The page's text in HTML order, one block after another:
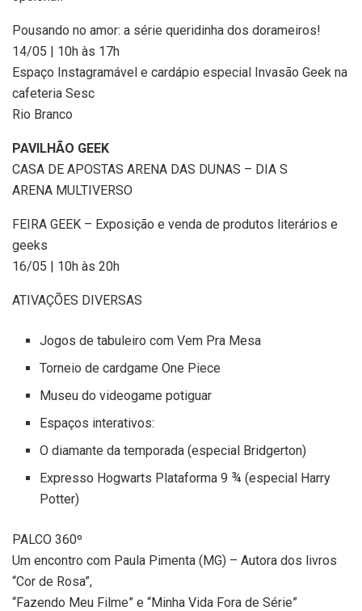
Pousando no amor: a série queridinha dos dorameiros!
14/05 | 10h às 17h
Espaço Instagramável e cardápio especial Invasão Geek na
cafeteria Sesc
Rio Branco
PAVILHÃO GEEK
CASA DE APOSTAS ARENA DAS DUNAS – DIA S
ARENA MULTIVERSO
FEIRA GEEK – Exposição e venda de produtos literários e
geeks
16/05 | 10h às 20h
ATIVAÇÕES DIVERSAS
Jogos de tabuleiro com Vem Pra Mesa
Torneio de cardgame One Piece
Museu do videogame potiguar
Espaços interativos:
O diamante da temporada (especial Bridgerton)
Expresso Hogwarts Plataforma 9 ¾ (especial Harry
Potter)
PALCO 360º
Um encontro com Paula Pimenta (MG) – Autora dos livros
“Cor de Rosa”,
“Fazendo Meu Filme” e “Minha Vida Fora de Série”